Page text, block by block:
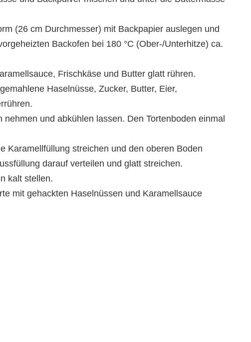
(26 cm Durchmesser) mit Backpapier auslegen und
Backofen bei 180 °C (Ober-/Unterhitze) ca.
Frischkäse und Butter glatt rühren.
Haselnüsse, Zucker, Butter, Eier,
nehmen und abkühlen lassen. Den Tortenboden einmal
Karamellfüllung streichen und den oberen Boden
darauf verteilen und glatt streichen.
kalt stellen.
mit gehackten Haselnüssen und Karamellsauce